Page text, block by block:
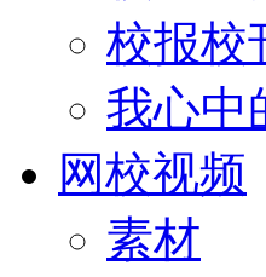
校报校
我心中
网校视频
素材